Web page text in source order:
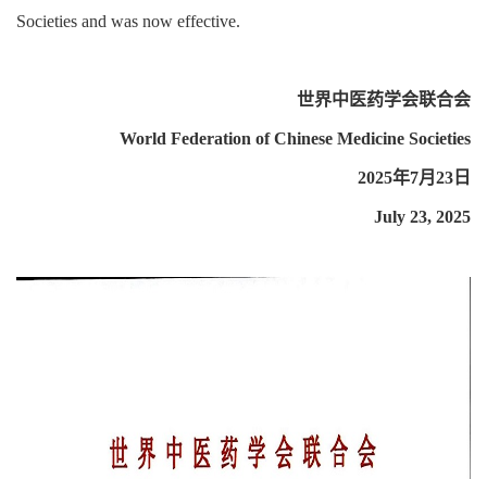
Societies and was now effective.
世界中医药学会联合会
World Federation of Chinese Medicine Societies
2025年7月23日
July 23, 2025